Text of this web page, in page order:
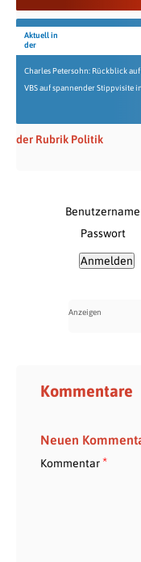
Aktuell in
der
Charles Petersohn: Rückblick
VBS auf spannender Stippvisite
der Rubrik Politik
Benutzername
Passwort
Kommentare
Neuen
Kommentar*